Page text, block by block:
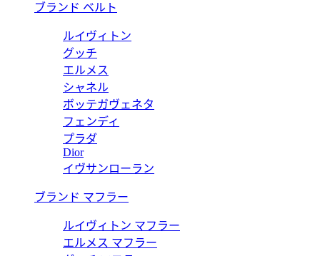
ブランド ベルト
ルイヴィトン
グッチ
エルメス
シャネル
ボッテガヴェネタ
フェンディ
プラダ
Dior
イヴサンローラン
ブランド マフラー
ルイヴィトン マフラー
エルメス マフラー